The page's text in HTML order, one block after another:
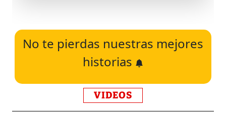
No te pierdas nuestras mejores
historias
VIDEOS